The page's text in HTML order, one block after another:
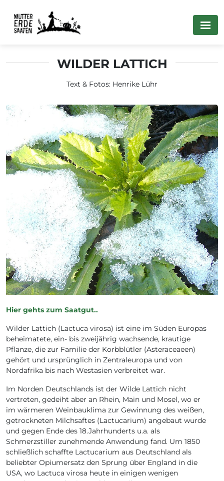
WILDER LATTICH
Text & Fotos: Henrike Lühr
Hier gehts zum Saatgut..
Wilder Lattich (Lactuca virosa) ist eine im Süden Europas
beheimatete, ein- bis zweijährig wachsende, krautige
Pflanze, die zur Familie der Korbblütler (Asteraceaeen)
gehört und ursprünglich in Zentraleuropa und von
Nordafrika bis nach Westasien verbreitet war.
Im Norden Deutschlands ist der Wilde Lattich nicht
vertreten, gedeiht aber an Rhein, Main und Mosel, wo er
im wärmeren Weinbauklima zur Gewinnung des weißen,
getrockneten Milchsaftes (Lactucarium) angebaut wurde
und gegen Ende des 18.Jahrhunderts u.a. als
Schmerzstiller zunehmende Anwendung fand. Um 1850
schließlich schaffte Lactucarium aus Deutschland als
beliebter Opiumersatz den Sprung über England in die
USA, wo Lactuca virosa heute in einigen wenigen